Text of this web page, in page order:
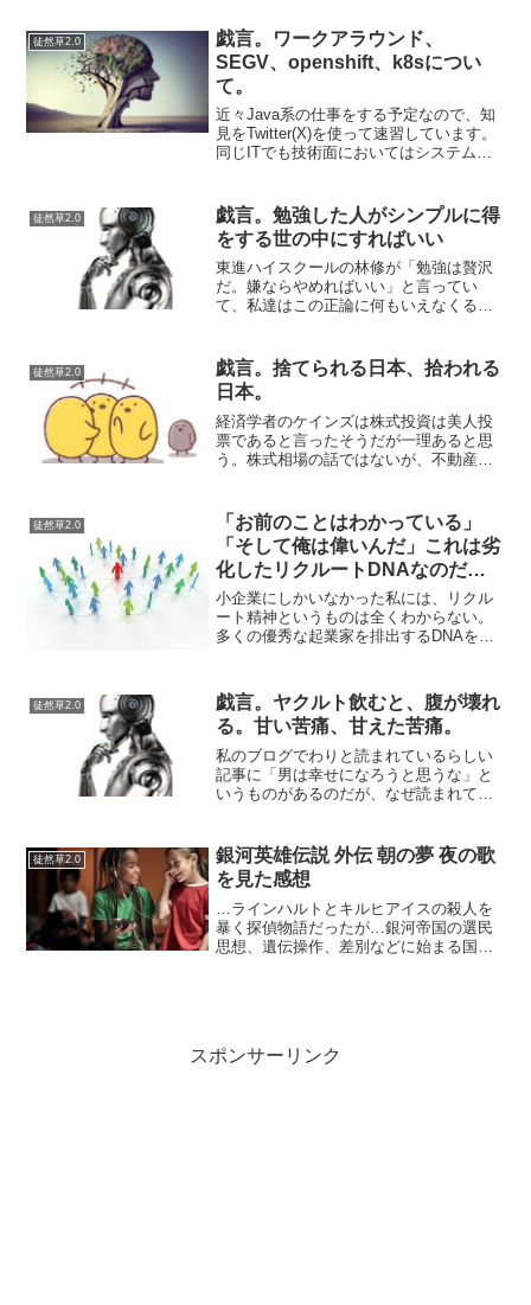
徒然草2.0
戯言。ワークアラウンド、
SEGV、openshift、k8sについ
て。
近々Java系の仕事をする予定なので、知
見をTwitter(X)を使って速習しています。
同じITでも技術面においてはシステム寄
用している人の言葉を読んでから...
徒然草2.0
戯言。勉強した人がシンプルに得
をする世の中にすればいい
東進ハイスクールの林修が「勉強は贅沢
だ。嫌ならやめればいい」と言ってい
て、私達はこの正論に何もいえなくる。
しなくなるとも言っていました。…これ
って消費税を増やしたら消費が...
徒然草2.0
戯言。捨てられる日本、拾われる
日本。
経済学者のケインズは株式投資は美人投
票であると言ったそうだが一理あると思
う。株式相場の話ではないが、不動産よ
地に落ちている。値動きに変化が少なく
てコンスタントに...
徒然草2.0
「お前のことはわかっている」
「そして俺は偉いんだ」これは劣
化したリクルートDNAなのだろ
うか？
小企業にしかいなかった私には、リクル
ート精神というものは全くわからない。
多くの優秀な起業家を排出するDNAを持
ティブな記事に出会う。リクルートの人
材育成システムはすごい...
徒然草2.0
戯言。ヤクルト飲むと、腹が壊れ
る。甘い苦痛、甘えた苦痛。
私のブログでわりと読まれているらしい
記事に「男は幸せになろうと思うな」と
いうものがあるのだが、なぜ読まれてい
評価されて読まれていると嬉しいのだ
が。あの記事に出てくる...
徒然草2.0
銀河英雄伝説 外伝 朝の夢 夜の歌
を見た感想
…ラインハルトとキルヒアイスの殺人を
暴く探偵物語だったが…銀河帝国の選民
思想、遺伝操作、差別などに始まる国家
スポンサーリンク